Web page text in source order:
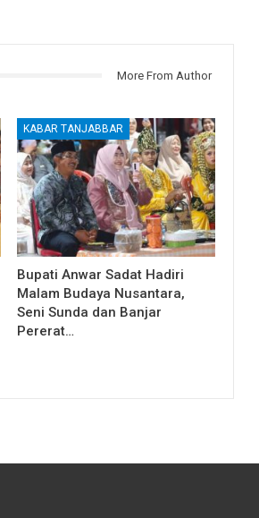
More From Author
KABAR TANJABBAR
Bupati Anwar Sadat Hadiri
Malam Budaya Nusantara,
Seni Sunda dan Banjar
Pererat…